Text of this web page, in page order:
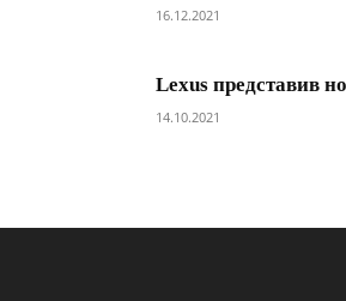
16.12.2021
Lexus представив
14.10.2021